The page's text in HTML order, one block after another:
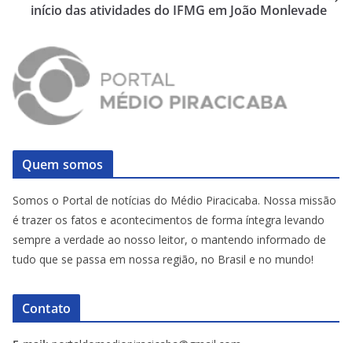
início das atividades do IFMG em João Monlevade
Quem somos
Somos o Portal de notícias do Médio Piracicaba. Nossa missão
é trazer os fatos e acontecimentos de forma íntegra levando
sempre a verdade ao nosso leitor, o mantendo informado de
tudo que se passa em nossa região, no Brasil e no mundo!
Contato